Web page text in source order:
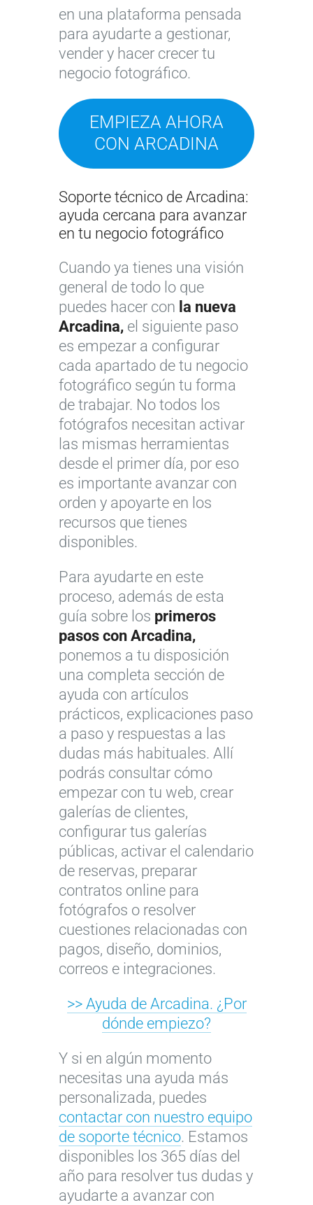
en una plataforma pensada
para ayudarte a gestionar,
vender y hacer crecer tu
negocio fotográfico.
EMPIEZA AHORA
CON ARCADINA
Soporte técnico de Arcadina:
ayuda cercana para avanzar
en tu negocio fotográfico
Cuando ya tienes una visión
general de todo lo que
puedes hacer con la nueva
Arcadina, el siguiente paso
es empezar a configurar
cada apartado de tu negocio
fotográfico según tu forma
de trabajar. No todos los
fotógrafos necesitan activar
las mismas herramientas
desde el primer día, por eso
es importante avanzar con
orden y apoyarte en los
recursos que tienes
disponibles.
Para ayudarte en este
proceso, además de esta
guía sobre los primeros
pasos con Arcadina,
ponemos a tu disposición
una completa sección de
ayuda con artículos
prácticos, explicaciones paso
a paso y respuestas a las
dudas más habituales. Allí
podrás consultar cómo
empezar con tu web, crear
galerías de clientes,
configurar tus galerías
públicas, activar el calendario
de reservas, preparar
contratos online para
fotógrafos o resolver
cuestiones relacionadas con
pagos, diseño, dominios,
correos e integraciones.
>> Ayuda de Arcadina. ¿Por
dónde empiezo?
Y si en algún momento
necesitas una ayuda más
personalizada, puedes
contactar con nuestro equipo
de soporte técnico. Estamos
disponibles los 365 días del
año para resolver tus dudas y
ayudarte a avanzar con